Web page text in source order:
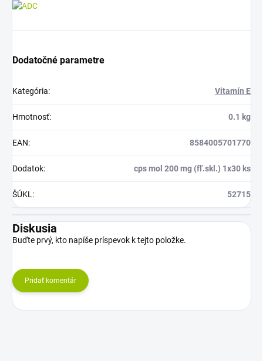
Dodatočné parametre
Kategória: Vitamín E
Hmotnosť: 0.1 kg
EAN: 8584005701770
Dodatok: cps mol 200 mg (fľ.skl.) 1x30 ks
ŠÚKL: 52715
Diskusia
Buďte prvý, kto napíše príspevok k tejto položke.
Pridať komentár